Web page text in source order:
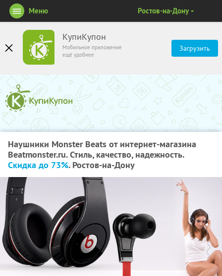
КупиКупон
Мобильное приложение
ещё удобнее
Загрузить
Меню Ростов-на-Дону
Наушники Monster Beats от интернет-магазина
Beatmonster.ru. Стиль, качество, надежность.
Скидка до 73%. Ростов-на-Дону